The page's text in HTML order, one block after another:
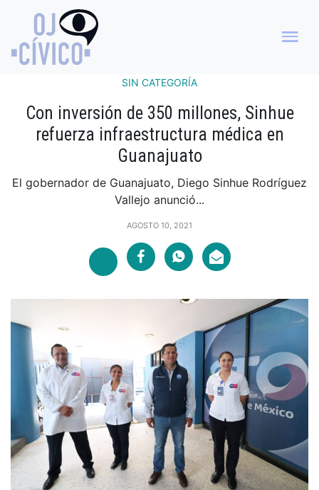
SIN CATEGORÍA
Con inversión de 350 millones, Sinhue
refuerza infraestructura médica en
Guanajuato
El gobernador de Guanajuato, Diego Sinhue Rodríguez
Vallejo anunció...
AGOSTO 10, 2021